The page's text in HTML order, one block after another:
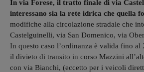
In via Forese, il tratto finale di via
interessano sia la rete idrica che quella
modifiche alla circolazione stradale che
Castelguinelli, via San Domenico, via
In questo caso l’ordinanza è valida fino al
il divieto di transito in corso Mazzini
con via Bianchi, (eccetto per i veicoli